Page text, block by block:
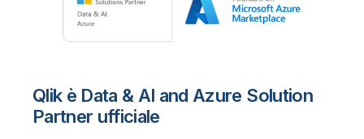
Qlik è Data & AI and Azure Solution
Partner ufficiale